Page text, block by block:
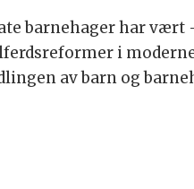
barnehager har vært
i
av barn og